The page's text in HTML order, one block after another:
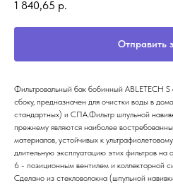
1 840,65 р.
Отправить
Фильтровальный бак бобинный ABLETECH
сбоку, предназначен для очистки воды в
стандартных) и СПА.Фильтр шпульной
прежнему являются наиболее
материалов, устойчивых к
длительную эксплуатацию этих фильтров
6 - позиционным вентилем и коллекторной
Сделано из стекловолокна (шпульной